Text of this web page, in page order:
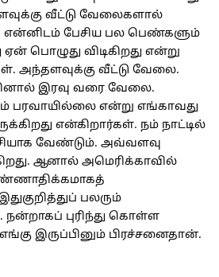
வீட்டு வேலைகளால்
பேசிய பல பெண்களும்
பொழுது விடிகிறது என்று
அந்தளவுக்கு வீட்டு வேலை.
இரவு வரை வேலை.
என்று எங்காவது
என்கிறார்கள். நம் நாட்டில்
வேண்டும். அவ்வளவு
ஆனால் அமெரிக்காவில்
பலரும்
புரிந்து கொள்ள
இருப்பினும் பிரச்சனைதான்.